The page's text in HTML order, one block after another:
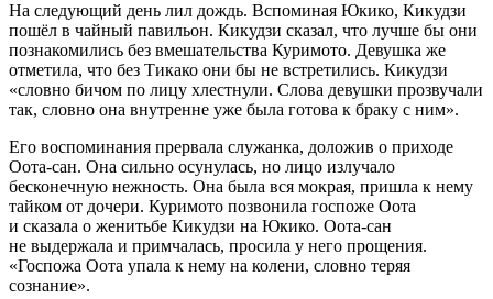
На следующий день лил дождь. Вспоминая Юкико, Кикудзи
пошёл в чайный павильон. Кикудзи сказал, что лучше бы они
познакомились без вмешательства Куримото. Девушка же
отметила, что без Тикако они бы не встретились. Кикудзи
«словно бичом по лицу хлестнули. Слова девушки прозвучали
так, словно она внутренне уже была готова к браку с ним».
Его воспоминания прервала служанка, доложив о приходе
Оота-сан. Она сильно осунулась, но лицо излучало
бесконечную нежность. Она была вся мокрая, пришла к нему
тайком от дочери. Куримото позвонила госпоже Оота
и сказала о женитьбе Кикудзи на Юкико. Оота-сан
не выдержала и примчалась, просила у него прощения.
«Госпожа Оота упала к нему на колени, словно теряя
сознание».